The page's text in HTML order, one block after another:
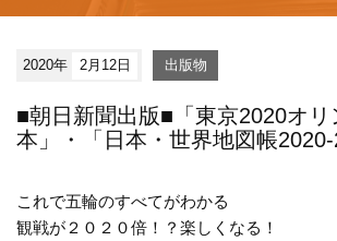
2020年 2月12日 出版物
■朝日新聞出版■「東京2020オリ
本」・「日本・世界地図帳2020-
これで五輪のすべてがわかる
観戦が２０２０倍！？楽しくなる！